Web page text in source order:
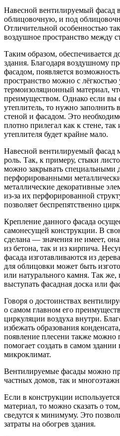
Навесной вентилируемый фасад
облицовочную, и под
Отличительной особенностью
воздушное пространство между
Таким образом, обеспечивается
здания. Благодаря воздушному
фасадом, появляется
пространство можно с лёгкостью
термоизоляционный материал,
преимуществом. Однако если вы
утеплитель, то нужно заполнить
стеной и фасадом. Это
плотно прилегал как к стене, так
утеплителя будет крайне мало.
Навесной вентилируемый фасад
роль. Так, к примеру, стыки
можно закрывать специальными
перфорированными
металлические декоративные
из-за их перфорированной
позволяет беспрепятственно
Крепление данного фасада
самонесущей конструкции. В
сделана — значения не имеет,
из бетона, так и из кирпича.
фасада изготавливаются из
для облицовки может быть
или натурального камня. Так же,
выступать фасадная доска или
Говоря о достоинствах
о самом главном его
циркуляции воздуха внутри.
избежать образования
появление плесени также можно
помогает создать в самом
микроклимат.
Вентилируемые фасады можно
частных домов, так и
Если в конструкции
материал, то можно сказать о
сведутся к минимуму. Это
затраты на обогрев здания.